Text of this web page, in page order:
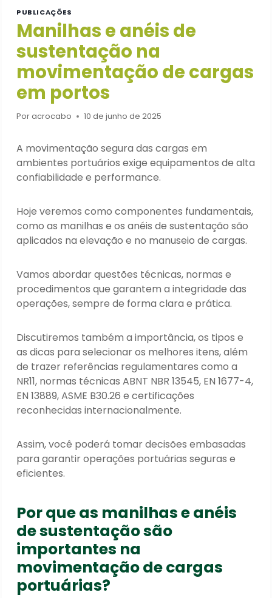
PUBLICAÇÕES
Manilhas e anéis de
sustentação na
movimentação de cargas
em portos
Poracrocabo 10 de junho de 2025
A movimentação segura das cargas em
ambientes portuários exige equipamentos de alta
confiabilidade e performance.
Hoje veremos como componentes fundamentais,
como as manilhas e os anéis de sustentação são
aplicados na elevação e no manuseio de cargas.
Vamos abordar questões técnicas, normas e
procedimentos que garantem a integridade das
operações, sempre de forma clara e prática.
Discutiremos também a importância, os tipos e
as dicas para selecionar os melhores itens, além
de trazer referências regulamentares como a
NR11, normas técnicas ABNT NBR 13545, EN 1677-4,
EN 13889, ASME B30.26 e certificações
reconhecidas internacionalmente.
Assim, você poderá tomar decisões embasadas
para garantir operações portuárias seguras e
eficientes.
Por que as manilhas e anéis
de sustentação são
importantes na
movimentação de cargas
portuárias?